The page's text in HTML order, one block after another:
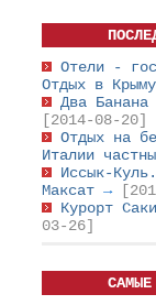
Отели -
Отдых в Крыму
Два
[2014-08-20]
Отдых на
Италии
Иссык-
Максат →
Курорт
03-26]